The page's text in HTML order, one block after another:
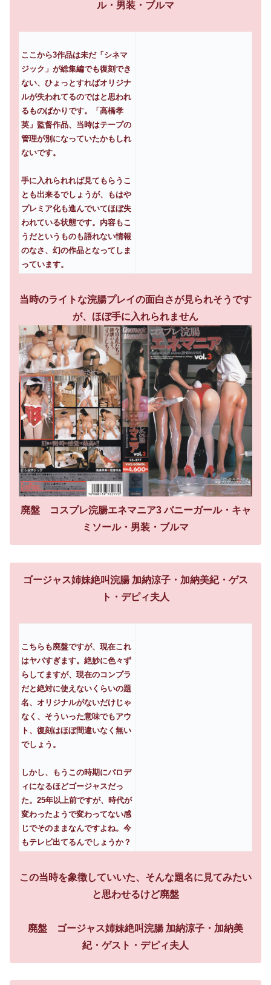
ル・男装・ブルマ
ここから3作品は未だ「シネマ
ジック」が総集編でも復刻でき
ない、ひょっとすればオリジナ
ルが失われてるのではと思われ
るものばかりです。「高橋孝
英」監督作品、当時はテープの
管理が別になっていたかもしれ
ないです。
手に入れられれば見てもらうこ
とも出来るでしょうが、もはや
プレミア化も進んでいてほぼ失
われている状態です。内容もこ
うだというものも語れない情報
のなさ、幻の作品となってしま
っています。
当時のライトな浣腸プレイの面白さが見られそうです
が、ほぼ手に入れられません
廃盤 コスプレ浣腸エネマニア3 バニーガール・キャ
ミソール・男装・ブルマ
ゴージャス姉妹絶叫浣腸 加納涼子・加納美紀・ゲス
ト・デピィ夫人
こちらも廃盤ですが、現在これ
はヤバすぎます。絶妙に色々ず
らしてますが、現在のコンプラ
だと絶対に使えないくらいの題
名、オリジナルがないだけじゃ
なく、そういった意味でもアウ
ト、復刻はほぼ間違いなく無い
でしょう。
しかし、もうこの時期にパロデ
ィになるほどゴージャスだっ
た。25年以上前ですが、時代が
変わったようで変わってない感
じでそのままなんですよね。今
もテレビ出てるんでしょうか？
この当時を象徴していいた、そんな題名に見てみたい
と思わせるけど廃盤
廃盤 ゴージャス姉妹絶叫浣腸 加納涼子・加納美
紀・ゲスト・デピィ夫人